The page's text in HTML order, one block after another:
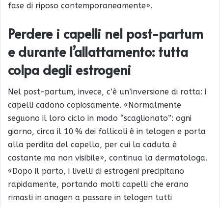
fase di riposo contemporaneamente».
Perdere i capelli nel post-partum
e durante l’allattamento: tutta
colpa degli estrogeni
Nel post-partum, invece, c’è un’inversione di rotta: i
capelli cadono copiosamente. «Normalmente
seguono il loro ciclo in modo “scaglionato”: ogni
giorno, circa il 10 % dei follicoli è in telogen e porta
alla perdita del capello, per cui la caduta è
costante ma non visibile», continua la dermatologa.
«Dopo il parto, i livelli di estrogeni precipitano
rapidamente, portando molti capelli che erano
rimasti in anagen a passare in telogen tutti